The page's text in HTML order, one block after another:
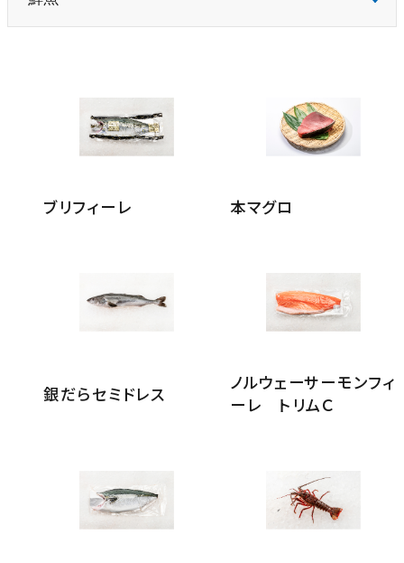
ブリフィーレ 本マグロ
銀だらセミドレス
ノルウェーサーモンフィ
ーレ トリムＣ